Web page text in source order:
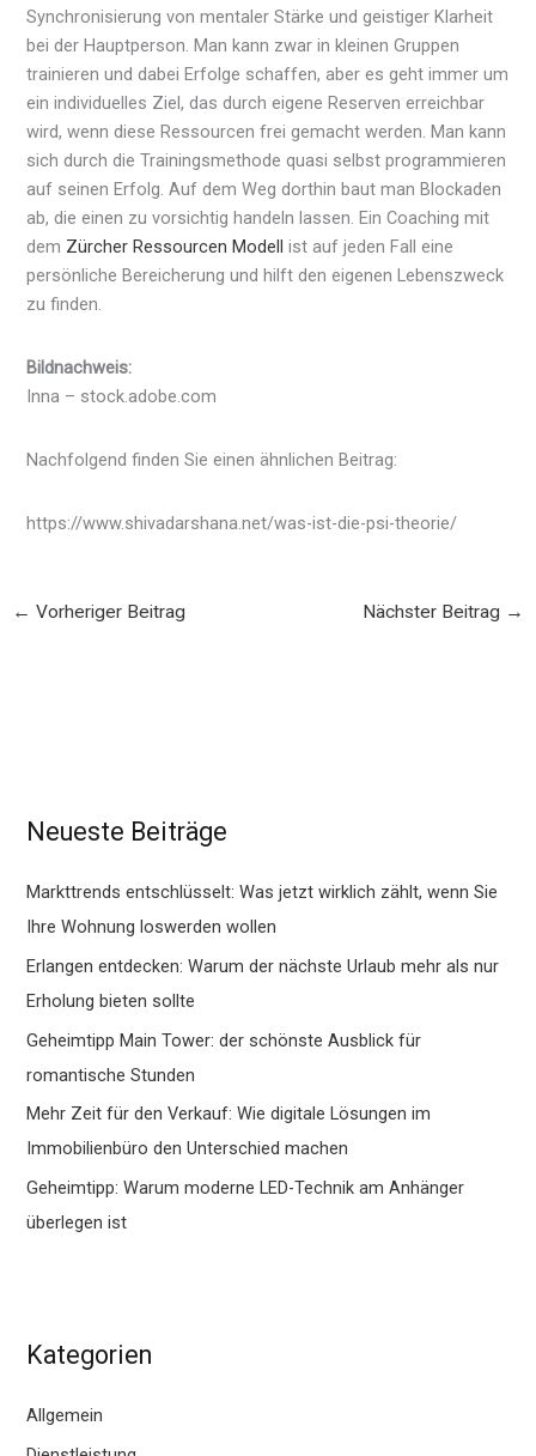
Synchronisierung von mentaler Stärke und geistiger Klarheit
bei der Hauptperson. Man kann zwar in kleinen Gruppen
trainieren und dabei Erfolge schaffen, aber es geht immer um
ein individuelles Ziel, das durch eigene Reserven erreichbar
wird, wenn diese Ressourcen frei gemacht werden. Man kann
sich durch die Trainingsmethode quasi selbst programmieren
auf seinen Erfolg. Auf dem Weg dorthin baut man Blockaden
ab, die einen zu vorsichtig handeln lassen. Ein Coaching mit
dem Zürcher Ressourcen Modell ist auf jeden Fall eine
persönliche Bereicherung und hilft den eigenen Lebenszweck
zu finden.
Bildnachweis:
Inna – stock.adobe.com
Nachfolgend finden Sie einen ähnlichen Beitrag:
https://www.shivadarshana.net/was-ist-die-psi-theorie/
← Vorheriger Beitrag Nächster Beitrag →
Neueste Beiträge
Markttrends entschlüsselt: Was jetzt wirklich zählt, wenn Sie
Ihre Wohnung loswerden wollen
Erlangen entdecken: Warum der nächste Urlaub mehr als nur
Erholung bieten sollte
Geheimtipp Main Tower: der schönste Ausblick für
romantische Stunden
Mehr Zeit für den Verkauf: Wie digitale Lösungen im
Immobilienbüro den Unterschied machen
Geheimtipp: Warum moderne LED-Technik am Anhänger
überlegen ist
Kategorien
Allgemein